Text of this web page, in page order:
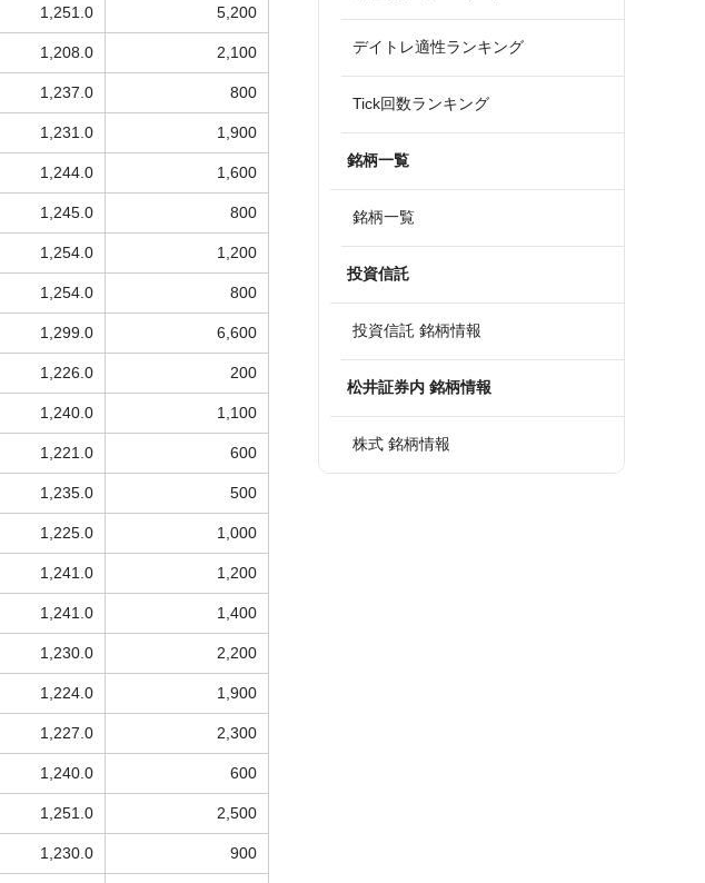
1,251.0 5,200
1,208.0 2,100
1,237.0 800
1,231.0 1,900
1,244.0 1,600
1,245.0 800
1,254.0 1,200
1,254.0 800
1,299.0 6,600
1,226.0 200
1,240.0 1,100
1,221.0 600
1,235.0 500
1,225.0 1,000
1,241.0 1,200
1,241.0 1,400
1,230.0 2,200
1,224.0 1,900
1,227.0 2,300
1,240.0 600
1,251.0 2,500
1,230.0 900
デイトレ適性ランキング
Tick回数ランキング
銘柄一覧
銘柄一覧
投資信託
投資信託 銘柄情報
松井証券内 銘柄情報
株式 銘柄情報